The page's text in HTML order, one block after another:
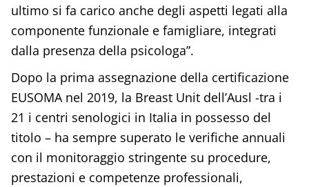
ultimo si fa carico anche degli aspetti legati alla
componente funzionale e famigliare, integrati
dalla presenza della psicologa”.
Dopo la prima assegnazione della certificazione
EUSOMA nel 2019, la Breast Unit dell’Ausl -tra i
21 i centri senologici in Italia in possesso del
titolo – ha sempre superato le verifiche annuali
con il monitoraggio stringente su procedure,
prestazioni e competenze professionali,